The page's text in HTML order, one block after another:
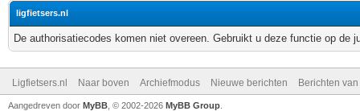
ligfietsers.nl
De authorisatiecodes komen niet overeen. Gebruikt u deze functie op de
Ligfietsers.nl Naar boven Archiefmodus Nieuwe berichten Berichten
Aangedreven door MyBB , © 2002-2026 MyBB Group